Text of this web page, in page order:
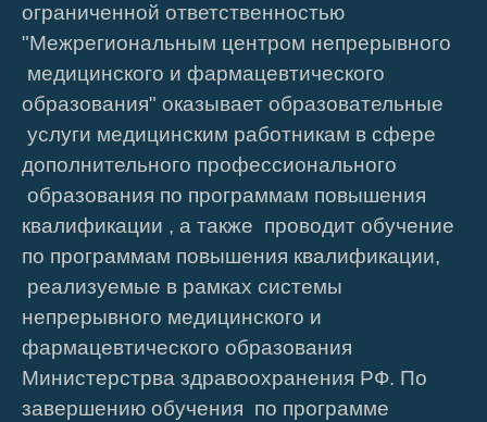
ограниченной ответственностью
"Межрегиональным центром непрерывного
медицинского и фармацевтического
образования" оказывает образовательные
услуги медицинским работникам в сфере
дополнительного профессионального
образования по программам повышения
квалификации , а также проводит обучение
по программам повышения квалификации,
реализуемые в рамках системы
непрерывного медицинского и
фармацевтического образования
Министерстрва здравоохранения РФ. По
завершению обучения по программе